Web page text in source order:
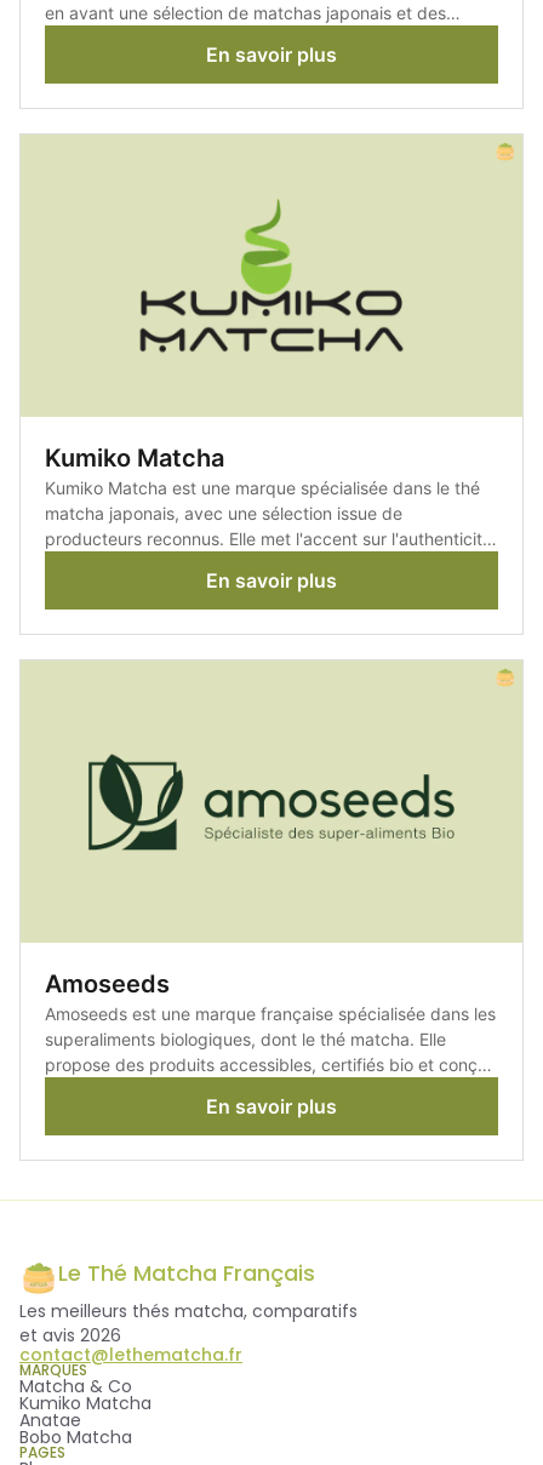
en avant une sélection de matchas japonais et des
dans les meilleures conditions.
En savoir plus
Kumiko Matcha
Kumiko Matcha est une marque spécialisée dans le thé
matcha japonais, avec une sélection issue de
producteurs reconnus. Elle met l'accent sur l'authenticité,
En savoir plus
Amoseeds
Amoseeds est une marque française spécialisée dans les
superaliments biologiques, dont le thé matcha. Elle
propose des produits accessibles, certifiés bio et conçus
En savoir plus
Le Thé Matcha Français
Les meilleurs thés matcha, comparatifs
et avis 2026
contact@lethematcha.fr
MARQUES
Matcha & Co
Kumiko Matcha
Anatae
Bobo Matcha
PAGES